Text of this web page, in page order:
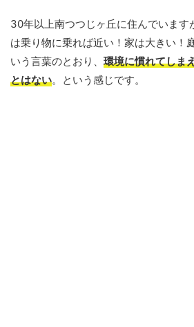
30年以上南つつじヶ丘に住んでいます
は乗り物に乗れば近い！家は大きい！
いう言葉のとおり、 環境に慣れてしま
とはない。という感じです。